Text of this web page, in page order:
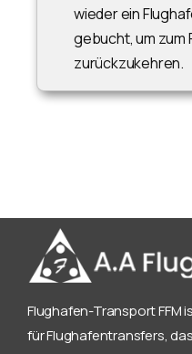
wieder ein
gebucht, um zum
zurückzukehren.
Flughafen-Transport FFM
für Flughafentransfers,